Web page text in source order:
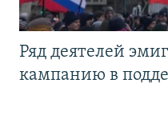
Ряд деятелей
кампанию в